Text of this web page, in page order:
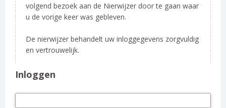
volgend bezoek aan de Nierwijzer door te gaan waar
u de vorige keer was gebleven.
De nierwijzer behandelt uw inloggegevens zorgvuldig
en vertrouwelijk.
Inloggen